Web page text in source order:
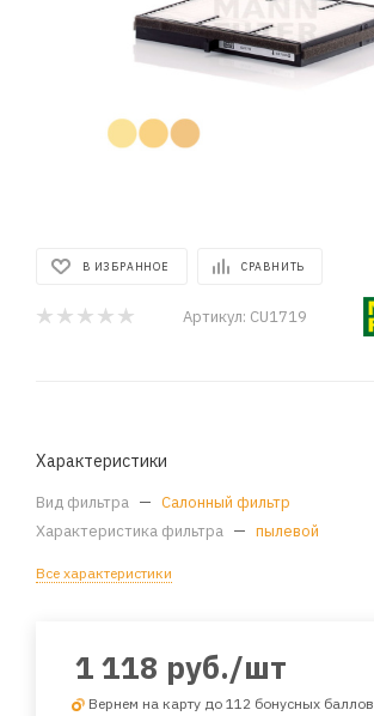
В ИЗБРАННОЕ СРАВНИТЬ
Артикул: CU1719
Характеристики
Вид фильтра — Салонный фильтр
Характеристика фильтра — пылевой
Все характеристики
1 118 руб./шт
Вернем на карту до 112 бонусных баллов